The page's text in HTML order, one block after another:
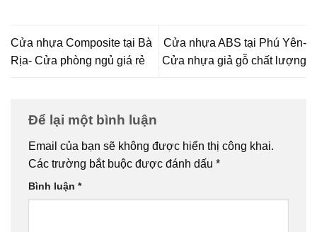
Cửa nhựa Composite tại Bà
Rịa- Cửa phòng ngủ giá rẻ
Cửa nhựa ABS tại Phú Yên-
Cửa nhựa giả gỗ chất lượng
Để lại một bình luận
Email của bạn sẽ không được hiển thị công khai.
Các trường bắt buộc được đánh dấu *
Bình luận *